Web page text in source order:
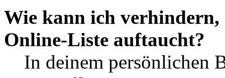
Wie kann ich verhindern,
Online-Liste auftaucht?
In deinem persönlichen